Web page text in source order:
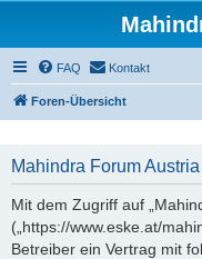
FAQ Kontakt
Foren-Übersicht
Mahindra Forum
Mit dem Zugriff auf
(„https://www.eske.at/
Betreiber ein Vertrag mit